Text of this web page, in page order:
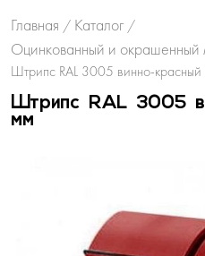
Главная / Каталог /
Оцинкованный и окрашенный
Штрипс RAL 3005 винно-
Штрипс RAL 3005
мм